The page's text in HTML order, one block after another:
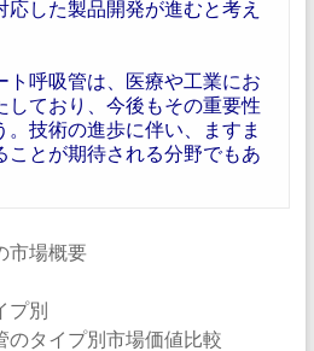
した製品開発が進むと考え
ト呼吸管は、医療や工業にお
しており、今後もその重要性
。技術の進歩に伴い、ますま
ことが期待される分野でもあ
市場概要
プ別
のタイプ別市場価値比較